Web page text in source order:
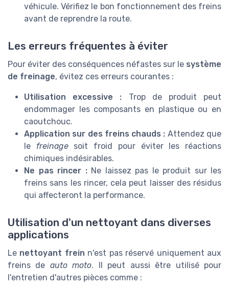
véhicule. Vérifiez le bon fonctionnement des freins
avant de reprendre la route.
Les erreurs fréquentes à éviter
Pour éviter des conséquences néfastes sur le système
de freinage, évitez ces erreurs courantes :
Utilisation excessive : Trop de produit peut
endommager les composants en plastique ou en
caoutchouc.
Application sur des freins chauds : Attendez que
le freinagesoit froid pour éviter les réactions
chimiques indésirables.
Ne pas rincer :Ne laissez pas le produit sur les
freins sans les rincer, cela peut laisser des résidus
qui affecteront la performance.
Utilisation d'un nettoyant dans diverses
applications
Le nettoyant frein n'est pas réservé uniquement aux
freins de auto moto. Il peut aussi être utilisé pour
l'entretien d'autres pièces comme :